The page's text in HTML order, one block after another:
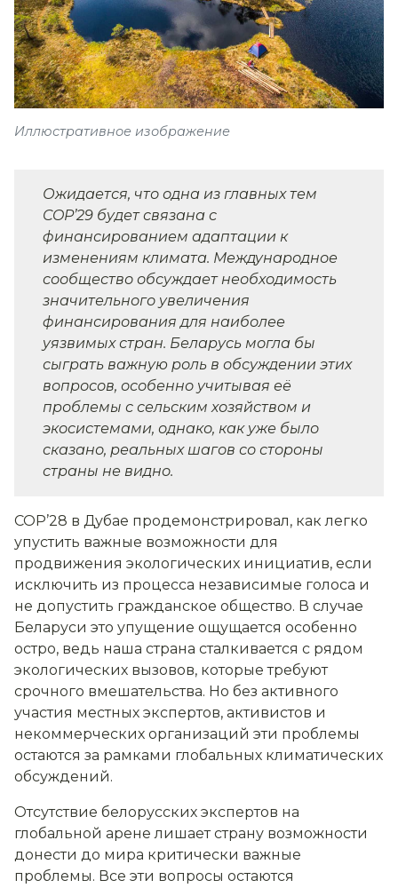
Иллюстративное изображение
Ожидается, что одна из главных тем
COP’29 будет связана с
финансированием адаптации к
изменениям климата. Международное
сообщество обсуждает необходимость
значительного увеличения
финансирования для наиболее
уязвимых стран. Беларусь могла бы
сыграть важную роль в обсуждении этих
вопросов, особенно учитывая её
проблемы с сельским хозяйством и
экосистемами, однако, как уже было
сказано, реальных шагов со стороны
страны не видно.
COP’28 в Дубае продемонстрировал, как легко
упустить важные возможности для
продвижения экологических инициатив, если
исключить из процесса независимые голоса и
не допустить гражданское общество. В случае
Беларуси это упущение ощущается особенно
остро, ведь наша страна сталкивается с рядом
экологических вызовов, которые требуют
срочного вмешательства. Но без активного
участия местных экспертов, активистов и
некоммерческих организаций эти проблемы
остаются за рамками глобальных климатических
обсуждений.
Отсутствие белорусских экспертов на
глобальной арене лишает страну возможности
донести до мира критически важные
проблемы. Все эти вопросы остаются